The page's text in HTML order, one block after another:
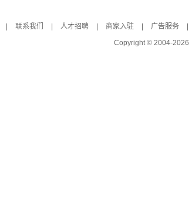
联系我们 人才招聘 商家入驻 广告服务
Copyright © 2004-2026